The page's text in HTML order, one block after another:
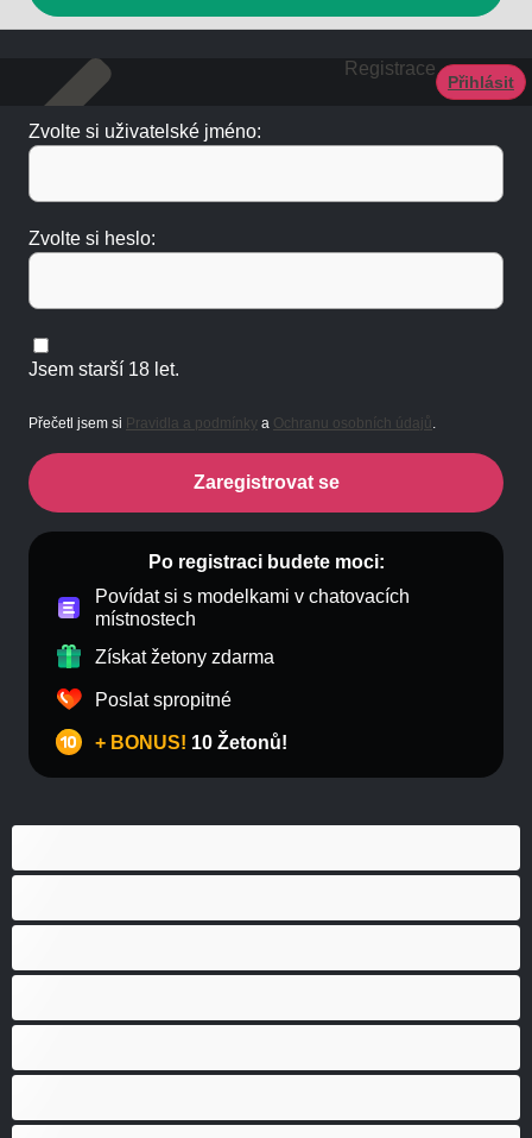
Registrace
Přihlásit
Zvolte si uživatelské jméno:
Zvolte si heslo:
Jsem starší 18 let.
Přečetl jsem si Pravidla a podmínky a Ochranu osobních údajů.
Zaregistrovat se
Po registraci budete moci:
Povídat si s modelkami v chatovacích
místnostech
Získat žetony zdarma
Poslat spropitné
+ BONUS! 10 Žetonů!